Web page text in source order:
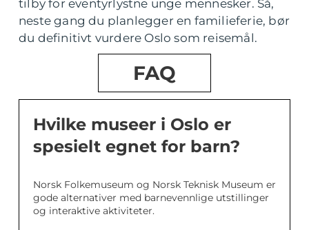
tilby for eventyrlystne unge mennesker. Så,
neste gang du planlegger en familieferie, bør
du definitivt vurdere Oslo som reisemål.
FAQ
Hvilke museer i Oslo er
spesielt egnet for barn?
Norsk Folkemuseum og Norsk Teknisk Museum er
gode alternativer med barnevennlige utstillinger
og interaktive aktiviteter.